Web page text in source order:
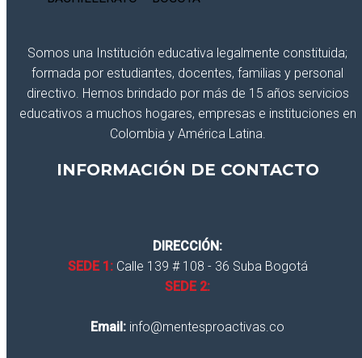
Somos una Institución educativa legalmente constituida;
formada por estudiantes, docentes, familias y personal
directivo. Hemos brindado por más de 15 años servicios
educativos a muchos hogares, empresas e instituciones en
Colombia y América Latina.
INFORMACIÓN DE CONTACTO
DIRECCIÓN:
SEDE 1:Calle 139 # 108 - 36 Suba Bogotá
SEDE 2:
Email: info@mentesproactivas.co